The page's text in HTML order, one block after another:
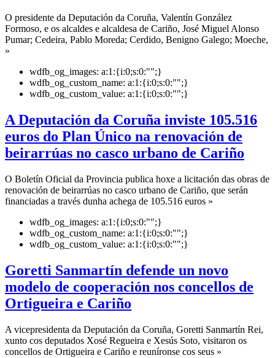
O presidente da Deputación da Coruña, Valentín González
Formoso, e os alcaldes e alcaldesa de Cariño, José Miguel Alonso
Pumar; Cedeira, Pablo Moreda; Cerdido, Benigno Galego; Moeche,
»
wdfb_og_images: a:1:{i:0;s:0:"";}
wdfb_og_custom_name: a:1:{i:0;s:0:"";}
wdfb_og_custom_value: a:1:{i:0;s:0:"";}
A Deputación da Coruña inviste 105.516
euros do Plan Único na renovación de
beirarrúas no casco urbano de Cariño
O Boletín Oficial da Provincia publica hoxe a licitación das obras de
renovación de beirarrúas no casco urbano de Cariño, que serán
financiadas a través dunha achega de 105.516 euros »
wdfb_og_images: a:1:{i:0;s:0:"";}
wdfb_og_custom_name: a:1:{i:0;s:0:"";}
wdfb_og_custom_value: a:1:{i:0;s:0:"";}
Goretti Sanmartín defende un novo
modelo de cooperación nos concellos de
Ortigueira e Cariño
A vicepresidenta da Deputación da Coruña, Goretti Sanmartín Rei,
xunto cos deputados Xosé Regueira e Xesús Soto, visitaron os
concellos de Ortigueira e Cariño e reuníronse cos seus »